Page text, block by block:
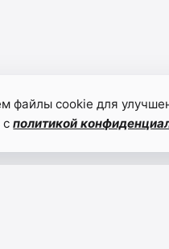
файлы cookie для
сполитикой